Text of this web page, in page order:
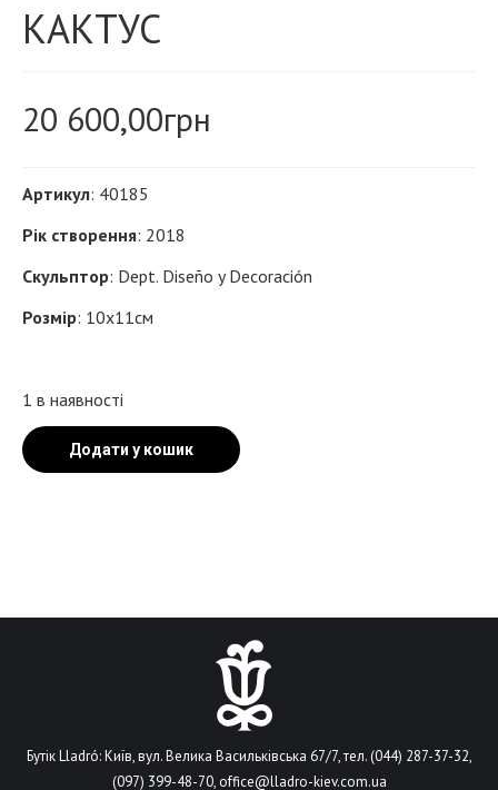
КАКТУС
20 600,00грн
Артикул: 40185
Рік створення: 2018
Скульптор: Dept. Diseño y Decoración
Розмір: 10х11см
1 в наявності
Додати у кошик
Бутік Lladró: Київ, вул. Велика Васильківська 67/7, тел. (044) 287-37-32,
(097) 399-48-70, office@lladro-kiev.com.ua